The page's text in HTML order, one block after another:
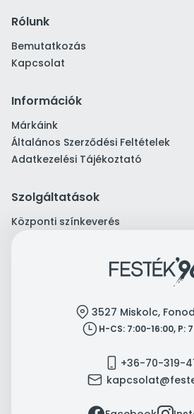
Rólunk
Bemutatkozás
Kapcsolat
Információk
Márkáink
Általános Szerződési Feltételek
Adatkezelési Tájékoztató
Szolgáltatások
Központi színkeverés
location 3527 Miskolc,
clock H-CS: 7:00-16:00, P:
mobile +36-70-319-
mail